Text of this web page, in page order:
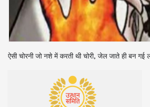
ऐसी चोरनी जो नशे में करती थी चोरी, जेल जाते ही बन गई